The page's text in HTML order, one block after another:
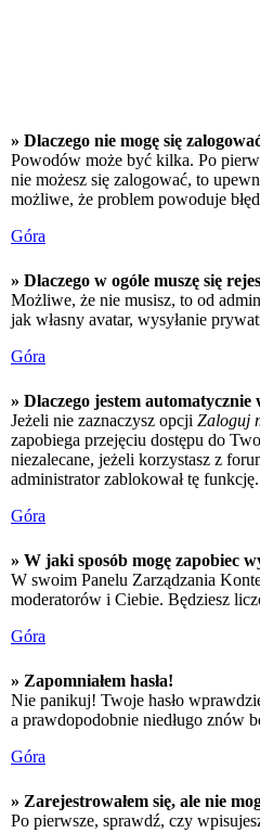
» Dlaczego nie mogę się
Powodów może być kilka. Po
nie możesz się zalogować, to
możliwe, że problem powoduje
Góra
» Dlaczego w ogóle muszę się
Możliwe, że nie musisz, to od
jak własny avatar, wysyłanie
Góra
» Dlaczego jestem
Jeżeli nie zaznaczysz opcji Zaloguj
zapobiega przejęciu dostępu do
niezalecane, jeżeli korzystasz z
administrator zablokował tę funkcję.
Góra
» W jaki sposób mogę zapobiec
W swoim Panelu Zarządzania
moderatorów i Ciebie. Będziesz
Góra
» Zapomniałem hasła!
Nie panikuj! Twoje hasło
a prawdopodobnie niedługo znów
Góra
» Zarejestrowałem się, ale nie
Po pierwsze, sprawdź, czy